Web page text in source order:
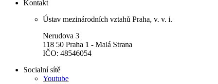
Kontakt
Ústav mezinárodních vztahů Praha, v. v. i.
Nerudova 3
118 50 Praha 1 - Malá Strana
IČO: 48546054
Socialní sítě
Youtube